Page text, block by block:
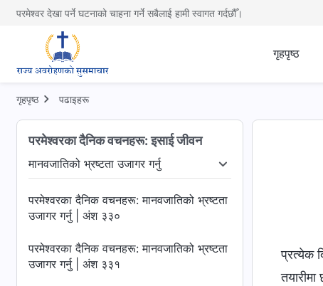
परमेश्वर देखा पर्ने घटनाको चाहना गर्ने सबैलाई हामी स्वागत गर्दछौँ।
गृहपृष्ठ
गृहपृष्ठ पढाइहरू
परमेश्‍वरका दैनिक वचनहरू: इसाई जीवन
मानवजातिको भ्रष्टता उजागर गर्नु
गर्नु मानवजातिको भ्रष्टता उजागर गर्नु
परमेश्‍वरका दैनिक वचनहरू: मानवजातिको भ्रष्टता
उजागर गर्नु | अंश ३२६
परमेश्‍वरका दैनिक वचनहरू: मानवजातिको भ्रष्टता
उजागर गर्नु | अंश ३२७
परमेश्‍वरका दैनिक वचनहरू: मानवजातिको भ्रष्टता
उजागर गर्नु | अंश ३२८
परमेश्‍वरका दैनिक वचनहरू: मानवजातिको भ्रष्टता
उजागर गर्नु | अंश ३२९
परमेश्‍वरका दैनिक वचनहरू: मानवजातिको भ्रष्टता
उजागर गर्नु | अंश ३३०
परमेश्‍वरका दैनिक वचनहरू: मानवजातिको भ्रष्टता
उजागर गर्नु | अंश ३३१
प्रत्येक